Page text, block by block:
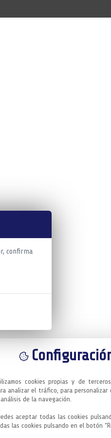
confirma
cookies propias y de
analizar el tráfico, para
de la navegación.
aceptar todas las cookies
las cookies pulsando en el botón